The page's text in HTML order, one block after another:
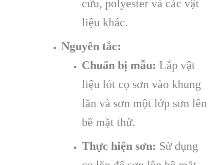
cừu, polyester và các vật
liệu khác.
Nguyên tắc:
Chuẩn bị mẫu: Lắp vật
liệu lót cọ sơn vào khung
lăn và sơn một lớp sơn lên
bề mặt thử.
Thực hiện sơn: Sử dụng